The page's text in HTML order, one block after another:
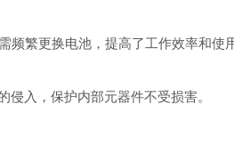
繁更换电池，提高了工作效率和使
入，保护内部元器件不受损害。